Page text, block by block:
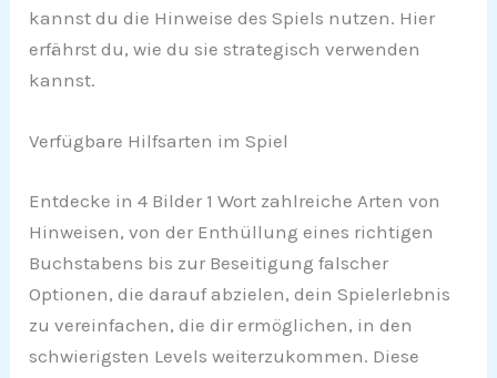
kannst du die Hinweise des Spiels nutzen. Hier
erfährst du, wie du sie strategisch verwenden
kannst.
Verfügbare Hilfsarten im Spiel
Entdecke in 4 Bilder 1 Wort zahlreiche Arten von
Hinweisen, von der Enthüllung eines richtigen
Buchstabens bis zur Beseitigung falscher
Optionen, die darauf abzielen, dein Spielerlebnis
zu vereinfachen, die dir ermöglichen, in den
schwierigsten Levels weiterzukommen. Diese